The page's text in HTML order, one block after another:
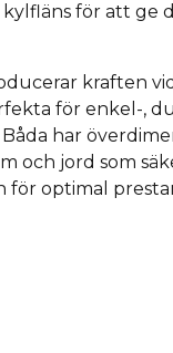
för att ge
kraften
för enkel-,
har
och jord som
för optimal